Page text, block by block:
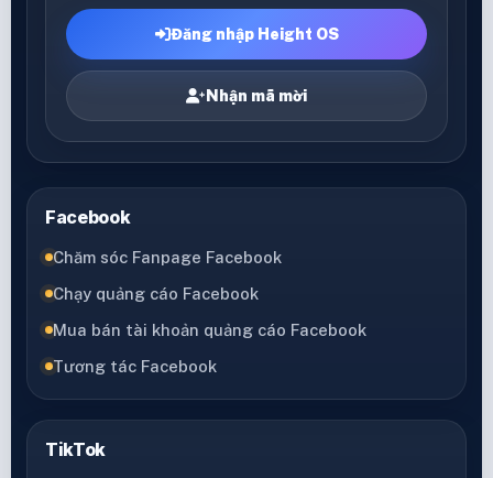
Đăng nhập Height OS
Nhận mã mời
Facebook
Chăm sóc Fanpage Facebook
Chạy quảng cáo Facebook
Mua bán tài khoản quảng cáo Facebook
Tương tác Facebook
TikTok